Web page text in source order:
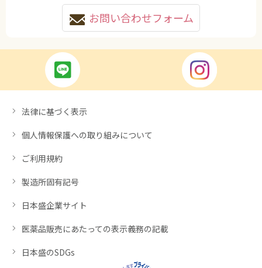
お問い合わせフォーム
法律に基づく表示
個人情報保護への取り組みについて
ご利用規約
製造所固有記号
日本盛企業サイト
医薬品販売にあたっての表示義務の記載
日本盛のSDGs